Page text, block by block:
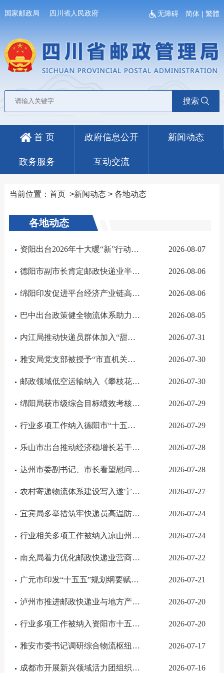
国家邮政局 四川省人民政府 无障碍 简体 |繁體
搜索
首 页 政府信息公开 新闻动态
政务服务 互动交流
当前位置： 首页>新闻动态> 各地动态
各地动态
资阳出台2026年十大暖“新”行动精准落地多项举措 暖心护航快递从业人员 2026-08-07
德阳市副市长肯定邮政快递业半年工作成效 2026-08-06
绵阳印发促进平台经济产业链高质量发展若干措施助推快递电商深度融合 2026-08-06
巴中出台政策健全物流体系助力特色农产品出川出海 2026-08-05
内江局推动快递员群体加入“甜城义警”赋能基层社会治理 2026-07-31
雅安局党支部被授予“市直机关先进基层党组织”称号 2026-07-30
邮政领域低空运输纳入《攀枝花市低空经济产业2026年重点工作任务》 2026-07-30
绵阳局获市级综合目标绩效考核一等次 2026-07-29
行业多项工作纳入德阳市“十五五”规划纲要 2026-07-29
乐山市出台推动经济稳增长若干政策措施行业发展获支持 2026-07-28
达州市委副书记、市长看望慰问快递小哥 2026-07-28
农村寄递物流体系建设写入遂宁市乡村全面振兴实施意见 2026-07-27
宜宾局多举措筑牢快递员高温防护安全网 2026-07-24
行业相关多项工作被纳入凉山州“十五五”规划纲要 2026-07-24
南充局着力优化邮政快递业营商环境 2026-07-22
广元市印发“十五五”规划纲要赋能邮政快递业高质量发展 2026-07-21
泸州市推进邮政快递业与地方产业深度融合 2026-07-20
行业多项工作被纳入资阳市十五五规划纲要 2026-07-20
雅安市委书记调研综合物流枢纽建设运行情况 2026-07-17
成都市开展新兴领域活力团组织赋能活动暨“青社学堂”思政引领主题活动 2026-07-16